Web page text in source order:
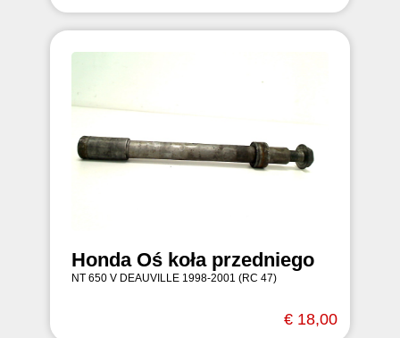
Honda Oś koła przedniego
NT 650 V DEAUVILLE 1998-2001 (RC 47)
€ 18,00